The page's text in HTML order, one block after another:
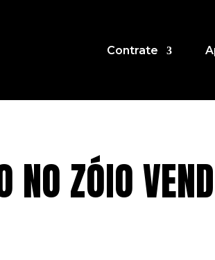
Contrate
NO ZÓIO